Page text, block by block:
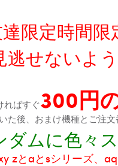
達限定時間
逃せないよ
ればすぐ300円
後、おまけ機種とご注
ダムに色々
zとaとsシリーズ、